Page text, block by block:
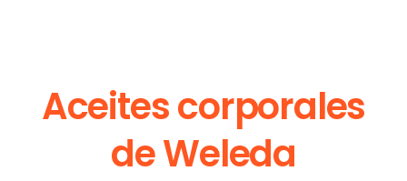
Aceites corporales
de Weleda